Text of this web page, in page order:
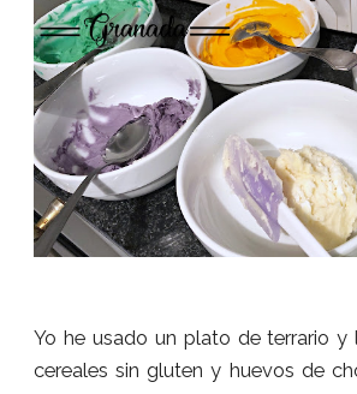
Yo he usado un plato de terrario
cereales sin gluten y huevos de